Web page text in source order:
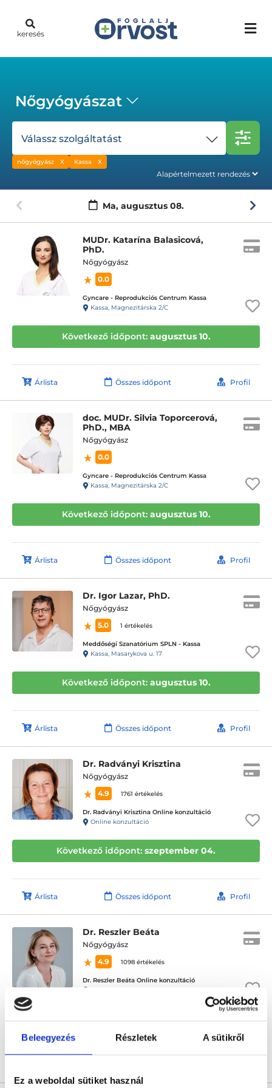
Beleegyezés Részletek A sütikről
Ez a weboldal sütiket használ
keresés
Nőgyógyászat
Válassz szolgáltatást
nőgyógyász Kassa
Ma, augusztus 08.
MUDr. Katarína Balasicová,
PhD.
Nőgyógyász
0.0
Gyncare - Reprodukciós Centrum Kassa
Kassa, Magnezitárska 2/C
Következő időpont: augusztus 10.
Árlista Összes időpont Profil
doc. MUDr. Silvia Toporcerová,
PhD., MBA
Nőgyógyász
0.0
Gyncare - Reprodukciós Centrum Kassa
Kassa, Magnezitárska 2/C
Következő időpont: augusztus 10.
Árlista Összes időpont Profil
Dr. Igor Lazar, PhD.
Nőgyógyász
5.0
1 értékelés
Meddőségi Szanatórium SPLN - Kassa
Kassa, Masarykova u. 17
Következő időpont: augusztus 10.
Árlista Összes időpont Profil
Dr. Radványi Krisztina
Nőgyógyász
4.9
1761 értékelés
Dr. Radványi Krisztina Online konzultáció
Online konzultáció
Következő időpont: szeptember 04.
Árlista Összes időpont Profil
Dr. Reszler Beáta
Nőgyógyász
4.9
1098 értékelés
Dr. Reszler Beáta Online konzultáció
Következő időpont:október 20.